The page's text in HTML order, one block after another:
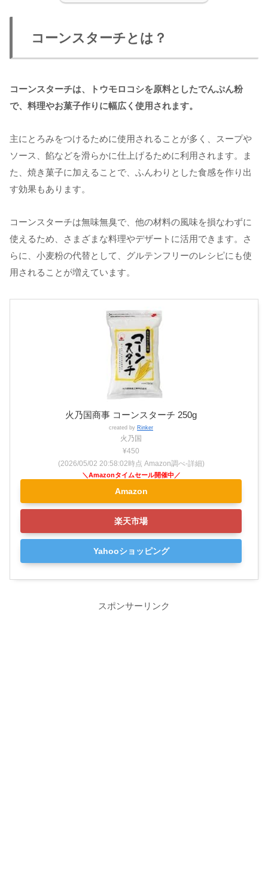
コーンスターチとは？
コーンスターチは、トウモロコシを原料としたでんぷん粉
で、料理やお菓子作りに幅広く使用されます。
主にとろみをつけるために使用されることが多く、スープや
ソース、餡などを滑らかに仕上げるために利用されます。ま
た、焼き菓子に加えることで、ふんわりとした食感を作り出
す効果もあります。
コーンスターチは無味無臭で、他の材料の風味を損なわずに
使えるため、さまざまな料理やデザートに活用できます。さ
らに、小麦粉の代替として、グルテンフリーのレシピにも使
用されることが増えています。
火乃国商事 コーンスターチ 250g
created by Rinker
火乃国
¥450
(2026/05/02 20:58:02時点 Amazon調べ-詳細)
Amazon
楽天市場
Yahooショッピング
スポンサーリンク